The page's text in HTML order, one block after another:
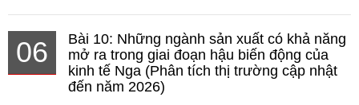
06
Bài 10: Những ngành sản xuất có khả năng
mở ra trong giai đoạn hậu biến động của
kinh tế Nga (Phân tích thị trường cập nhật
đến năm 2026)